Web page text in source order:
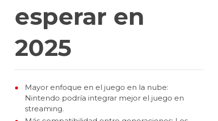
esperar en
2025
Mayor enfoque en el juego en la nube:
Nintendo podría integrar mejor el juego en
streaming.